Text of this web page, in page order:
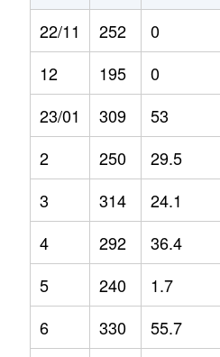
22/11
252 0
12
195 0
23/01
309 53
2
250 29.5
3
314 24.1
4
292 36.4
5
240 1.7
6
330 55.7